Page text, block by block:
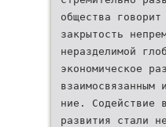
общества
закрытость
неразделимой
экономическое
ние. Содействие
развития стали